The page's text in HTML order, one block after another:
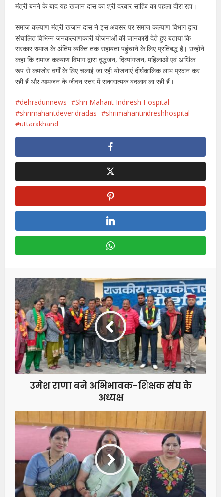
मंत्री बनने के बाद यह खजान दास का श्री दरबार साहिब का पहला दौरा रहा।
समाज कल्याण मंत्री खजान दास ने इस अवसर पर समाज कल्याण विभाग द्वारा
संचालित विभिन्न जनकल्याणकारी योजनाओं की जानकारी देते हुए बताया कि
सरकार समाज के अंतिम व्यक्ति तक सहायता पहुंचाने के लिए प्रतिबद्ध है। उन्होंने
कहा कि समाज कल्याण विभाग द्वारा वृद्धजन, दिव्यांगजन, महिलाओं एवं आर्थिक
रूप से कमजोर वर्गों के लिए चलाई जा रही योजनाएं दीर्घकालिक लाभ प्रदान कर
रही हैं और आमजन के जीवन स्तर में सकारात्मक बदलाव ला रही हैं।
dehradunnews
Shri Mahant Indiresh Hospital
shrimahantdevendradas
shrimahantindreshhospital
uttarakhand
उमेश राणा बने अभिभावक-शिक्षक संघ के
अध्यक्ष